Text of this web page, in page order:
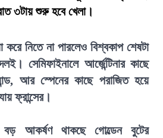
৩টায় শুরু হবে খেলা।
করে নিতে না পারলেও বিশ্বকাপ শেষটা
সেমিফাইনালে আর্জেন্টিনার কাছে
আর স্পেনের কাছে পরাজিত হয়ে
ফ্রান্সের।
আকর্ষণ থাকছে গোল্ডেন বুটের